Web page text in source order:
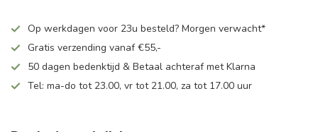
Op werkdagen voor 23u besteld? Morgen verwacht*
Gratis verzending vanaf €55,-
50 dagen bedenktijd & Betaal achteraf met Klarna
Tel: ma-do tot 23.00, vr tot 21.00, za tot 17.00 uur